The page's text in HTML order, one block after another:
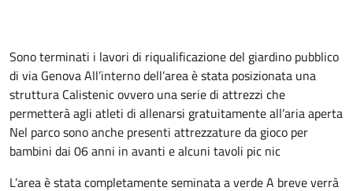
Sono terminati i lavori di riqualificazione del giardino pubblico
di via Genova All’interno dell’area è stata posizionata una
struttura Calistenic ovvero una serie di attrezzi che
permetterà agli atleti di allenarsi gratuitamente all’aria aperta
Nel parco sono anche presenti attrezzature da gioco per
bambini dai 06 anni in avanti e alcuni tavoli pic nic
L’area è stata completamente seminata a verde A breve verrà